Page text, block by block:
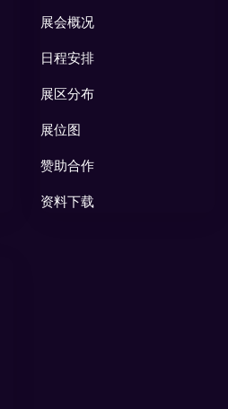
展会概况
日程安排
展区分布
展位图
赞助合作
资料下载